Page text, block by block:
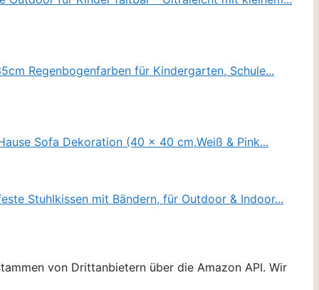
von Drittanbietern über die Amazon API. Wir